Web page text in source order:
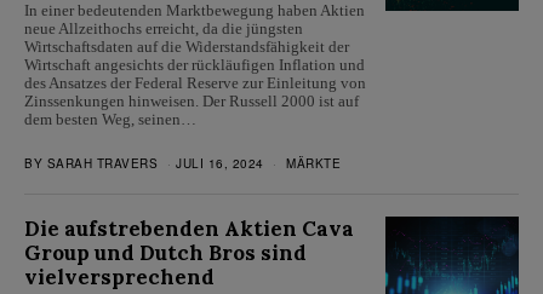
In einer bedeutenden Marktbewegung haben Aktien
neue Allzeithochs erreicht, da die jüngsten
Wirtschaftsdaten auf die Widerstandsfähigkeit der
Wirtschaft angesichts der rückläufigen Inflation und
des Ansatzes der Federal Reserve zur Einleitung von
Zinssenkungen hinweisen. Der Russell 2000 ist auf
dem besten Weg, seinen…
BY SARAH TRAVERS JULI 16, 2024 MÄRKTE
Die aufstrebenden Aktien Cava
Group und Dutch Bros sind
vielversprechend